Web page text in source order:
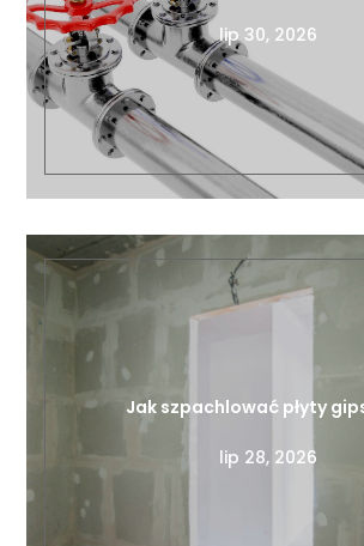
lip 30, 2026
Jak szpachlować płyty
lip 28, 2026